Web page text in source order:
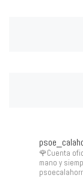
🌹Cuenta
mano y